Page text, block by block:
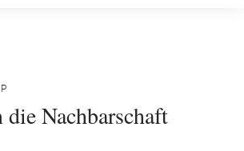
Nachbarschaft